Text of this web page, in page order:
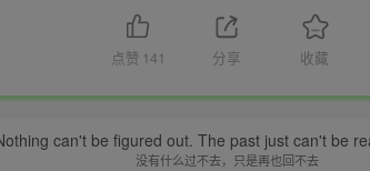
点赞 141 分享 收藏
can't be figured out. The past just can't be
没有什么过不去，只是再也回不去